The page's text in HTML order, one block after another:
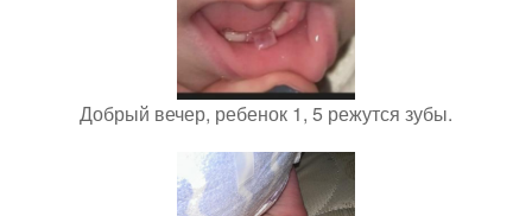
Добрый вечер, ребенок 1, 5 режутся зубы.